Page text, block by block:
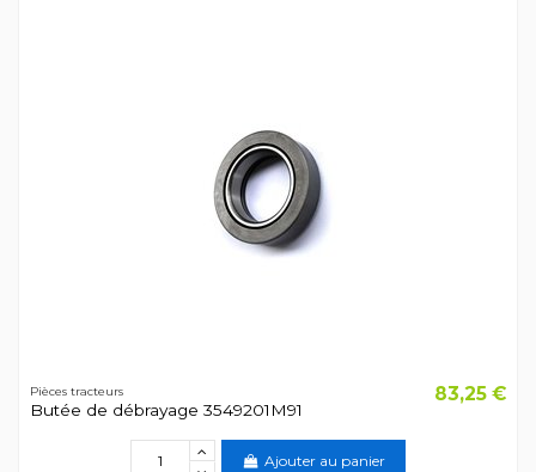
Pièces tracteurs
Butée de débrayage 3549201M91
83,25 €
Ajouter au panier